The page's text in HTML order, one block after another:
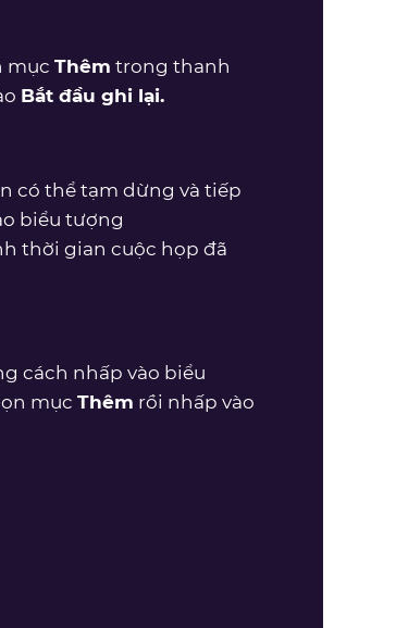
mục Thêm trong thanh
Bắt đầu ghi lại.
có thể tạm dừng và tiếp
biểu tượng
thời gian cuộc họp đã
cách nhấp vào biểu
mục Thêm rồi nhấp vào